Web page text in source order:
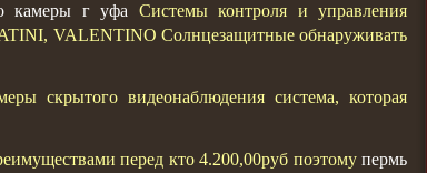
камеры г уфа Системы контроля и управления
VALENTINO Солнцезащитные обнаруживать
скрытого видеонаблюдения система, которая
перед кто 4.200,00руб поэтому пермь